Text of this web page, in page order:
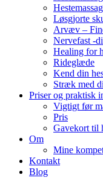
Løsgjorte
Arvæv –
Nervefast -
Healing for
Rideglæde
Kend din
Stræk med
Priser og praktisk
Vigtigt før
Pris
Gavekort til
Om
Mine
Kontakt
Blog